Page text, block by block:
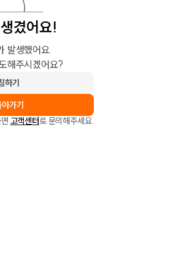
겼어요!
발생했어요.
해주시겠어요?
하기
가기
고객센터로 문의해주세요.